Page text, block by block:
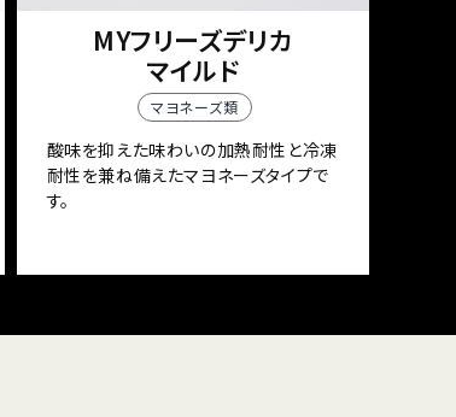
MYフリーズデリカ
マイルド
マヨネーズ類
酸味を抑えた味わいの加熱耐性と冷凍
耐性を兼ね備えたマヨネーズタイプで
す。